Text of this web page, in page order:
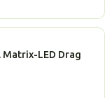
Matrix-LED Drag